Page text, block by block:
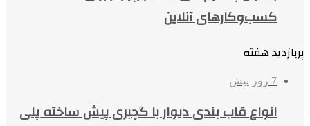
کسب‌وکارهای آنلاین
پربازدید هفته
7 روز پیش
انواع قاب بندی دیوار با گچبری پیش ساخته پلی